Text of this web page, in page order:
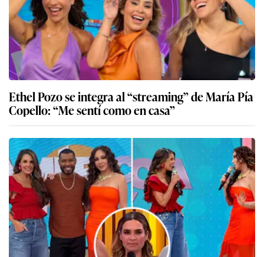
Ethel Pozo se integra al “streaming” de María Pía
Copello: “Me sentí como en casa”